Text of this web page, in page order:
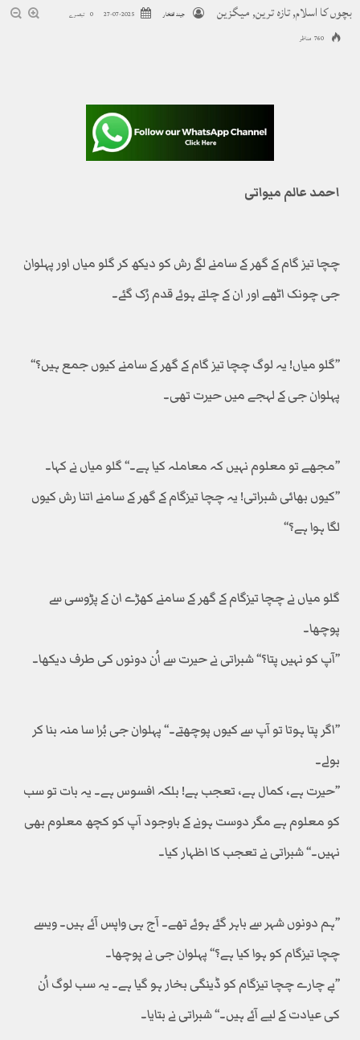
بچوں کا اسلام,تازہ ترین,میگزین جیند افتخار 2025-07-27 0 تبصرے
760 مناظر
احمد عالم میواتی
چچا تیز گام کے گھر کے سامنے لگے رش کو دیکھ کر گلو میاں اور پہلوان
جی چونک اٹھے اور ان کے چلتے ہوئے قدم رُک گئے۔
’’گلو میاں! یہ لوگ چچا تیز گام کے گھر کے سامنے کیوں جمع ہیں؟‘‘
پہلوان جی کے لہجے میں حیرت تھی۔
’’مجھے تو معلوم نہیں کہ معاملہ کیا ہے۔‘‘ گلو میاں نے کہا۔
’’کیوں بھائی شبراتی! یہ چچا تیزگام کے گھر کے سامنے اتنا رش کیوں
لگا ہوا ہے؟‘‘
گلو میاں نے چچا تیزگام کے گھر کے سامنے کھڑے ان کے پڑوسی سے
پوچھا۔
’’آپ کو نہیں پتا؟‘‘ شبراتی نے حیرت سے اُن دونوں کی طرف دیکھا۔
’’اگر پتا ہوتا تو آپ سے کیوں پوچھتے۔‘‘ پہلوان جی بُرا سا منہ بنا کر
بولے۔
’’حیرت ہے، کمال ہے، تعجب ہے! بلکہ افسوس ہے۔ یہ بات تو سب
کو معلوم ہے مگر دوست ہونے کے باوجود آپ کو کچھ معلوم بھی
نہیں۔‘‘ شبراتی نے تعجب کا اظہار کیا۔
’’ہم دونوں شہر سے باہر گئے ہوئے تھے۔ آج ہی واپس آئے ہیں۔ ویسے
چچا تیزگام کو ہوا کیا ہے؟‘‘ پہلوان جی نے پوچھا۔
’’بے چارے چچا تیزگام کو ڈینگی بخار ہو گیا ہے۔ یہ سب لوگ اُن
کی عیادت کے لیے آئے ہیں۔‘‘ شبراتی نے بتایا۔